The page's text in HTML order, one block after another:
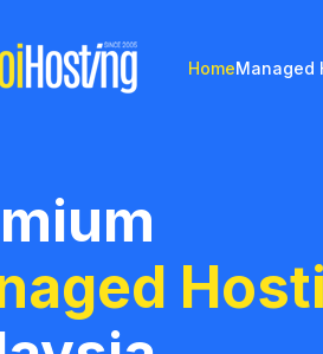
HomeManaged